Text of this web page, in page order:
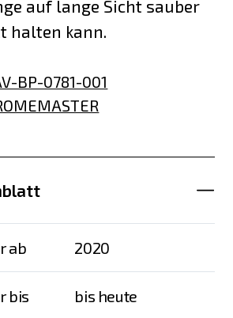
auf lange Sicht sauber
halten kann.
BP-0781-001
ab 2020
bis bis heute